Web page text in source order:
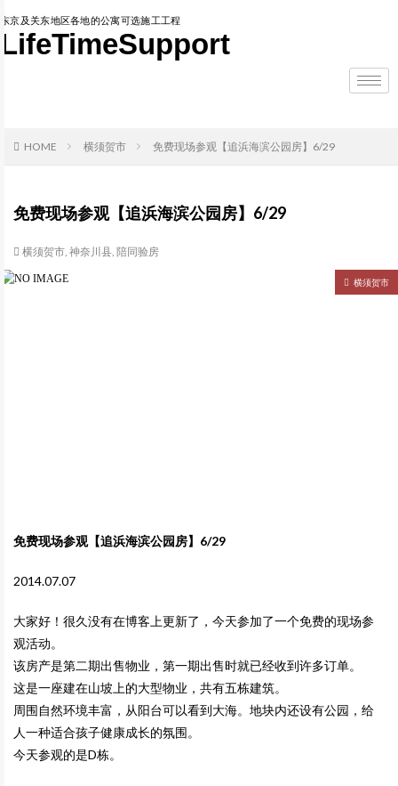
东京及关东地区各地的公寓可选施工工程
LifeTimeSupport
HOME 横须贺市 免费现场参观【追浜海滨公园房】6/29
免费现场参观【追浜海滨公园房】6/29
横须贺市, 神奈川县, 陪同验房
横须贺市
免费现场参观【追浜海滨公园房】6/29
2014.07.07
大家好！很久没有在博客上更新了，今天参加了一个免费的现场参
观活动。
该房产是第二期出售物业，第一期出售时就已经收到许多订单。
这是一座建在山坡上的大型物业，共有五栋建筑。
周围自然环境丰富，从阳台可以看到大海。地块内还设有公园，给
人一种适合孩子健康成长的氛围。
今天参观的是D栋。